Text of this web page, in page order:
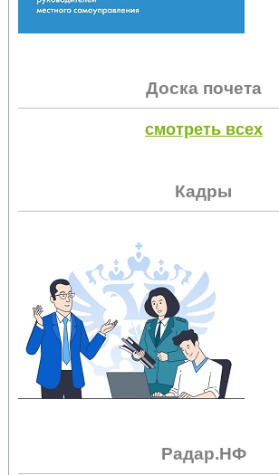
Доска почета
смотреть всех
Кадры
Радар.НФ